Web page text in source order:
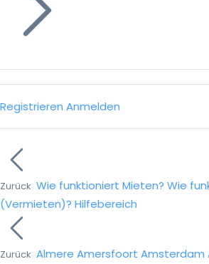
Registrieren Anmelden
Zurück Wie funktioniert Mieten? Wie
(Vermieten)? Hilfebereich
Zurück Almere Amersfoort Amsterdam